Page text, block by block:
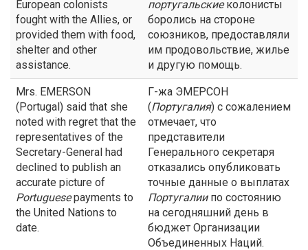
European colonists
fought with the Allies, or
provided them with food,
shelter and other
assistance.
португальскиеколонисты
боролись на стороне
союзников, предоставляли
им продовольствие, жилье
и другую помощь.
Mrs. EMERSON
(Portugal) said that she
noted with regret that the
representatives of the
Secretary-General had
declined to publish an
accurate picture of
Portuguesepayments to
the United Nations to
date.
Г-жа ЭМЕРСОН
(Португалия) с сожалением
отмечает, что
представители
Генерального секретаря
отказались опубликовать
точные данные о выплатах
Португалиипо состоянию
на сегодняшний день в
бюджет Организации
Объединенных Наций.